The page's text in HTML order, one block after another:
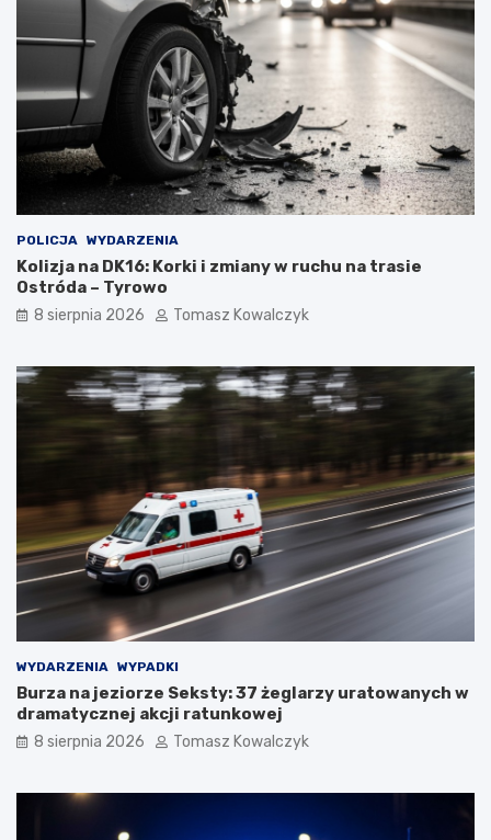
POLICJA WYDARZENIA
Kolizja na DK16: Korki i zmiany w ruchu na trasie
Ostróda – Tyrowo
8 sierpnia 2026 Tomasz Kowalczyk
WYDARZENIA WYPADKI
Burza na jeziorze Seksty: 37 żeglarzy uratowanych w
dramatycznej akcji ratunkowej
8 sierpnia 2026 Tomasz Kowalczyk